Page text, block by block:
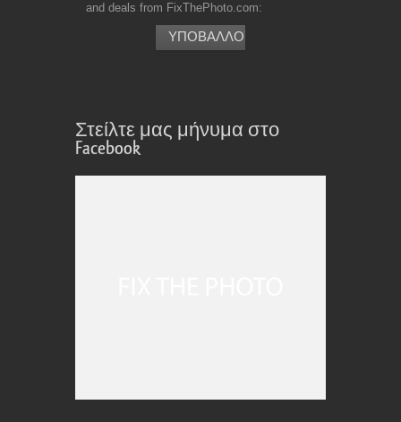
and deals from FixThePhoto.com
Στείλτε μας μήνυμα στο
Facebook